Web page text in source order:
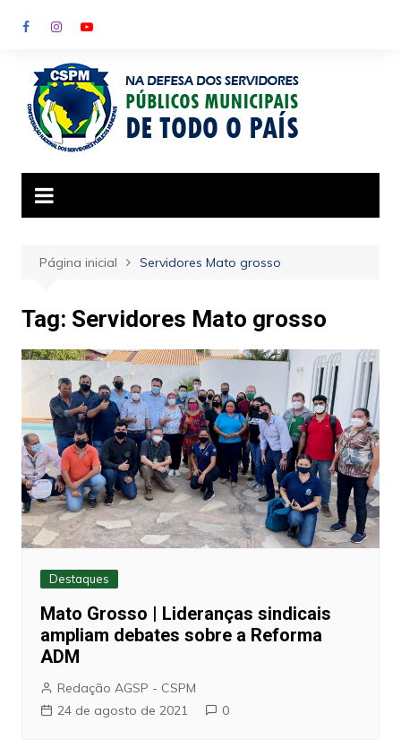
para
conteúdo
Página inicial Servidores Mato grosso
Tag: Servidores Mato grosso
Destaques
Mato Grosso | Lideranças sindicais
ampliam debates sobre a Reforma
ADM
Redação AGSP - CSPM
24 de agosto de 2021
0